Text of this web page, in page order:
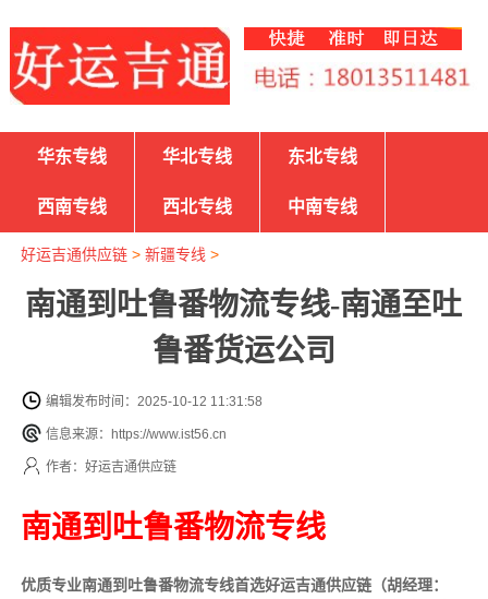
华东专线 华北专线 东北专线
西南专线 西北专线 中南专线
好运吉通供应链> 新疆专线 >
南通到吐鲁番物流专线-南通至吐
鲁番货运公司
编辑发布时间：2025-10-12 11:31:58
信息来源：https://www.ist56.cn
作者：好运吉通供应链
南通到吐鲁番物流专线
优质专业南通到吐鲁番物流专线首选好运吉通供应链（胡经理：